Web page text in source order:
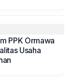
PPK Ormawa
Usaha